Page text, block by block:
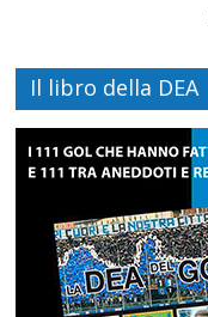
Il libro della DEA